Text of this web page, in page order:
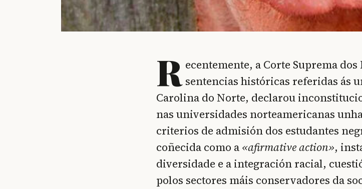
R ecentemente, a Corte Suprema
sentencias históricas referidas ás
Carolina do Norte, declarou
nas universidades norteamericanas
criterios de admisión dos estudantes
coñecida como a «afirmative action»,
diversidade e a integración racial,
polos sectores máis conservadores da